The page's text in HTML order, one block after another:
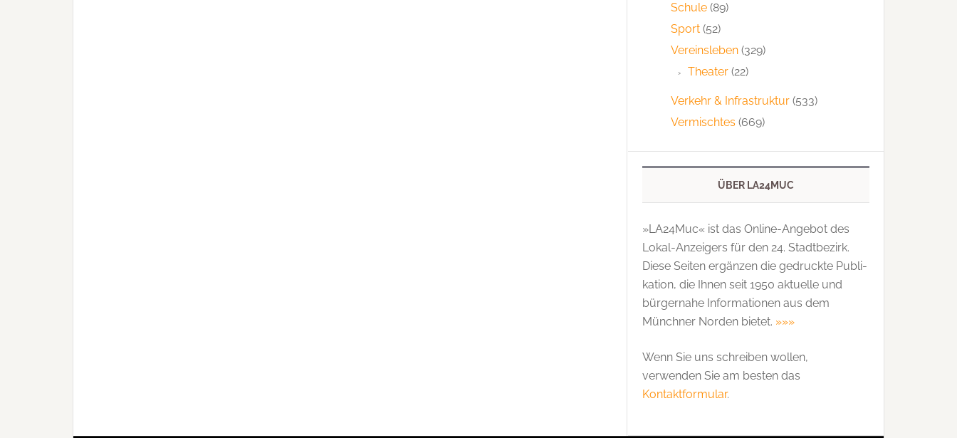
Schule (89)
Sport (52)
Vereinsleben (329)
Theater (22)
Verkehr & Infrastruktur (533)
Vermischtes (669)
ÜBER LA24MUC
»LA24Muc« ist das Online-Angebot des
Lokal-Anzeigers für den 24. Stadtbezirk.
Diese Seiten ergänzen die gedruckte Publi­
kation, die Ihnen seit 1950 aktuelle und
bürgernahe Informationen aus dem
Münchner Norden bietet. »»»
Wenn Sie uns schreiben wollen,
verwenden Sie am besten das
Kontaktformular.